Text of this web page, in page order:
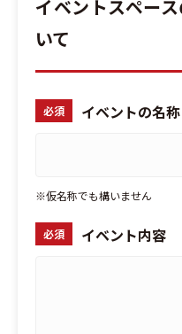
イベントスペー
いて
必須 イベントの名称
※仮名称でも構いません
必須 イベント内容